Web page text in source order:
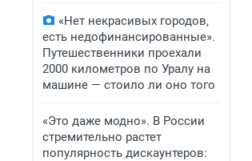
«Нет некрасивых городов,
есть недофинансированные».
Путешественники проехали
2000 километров по Уралу на
машине — стоило ли оно того
«Это даже модно». В России
стремительно растет
популярность дискаунтеров: